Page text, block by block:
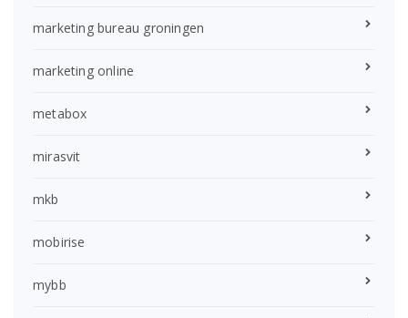
marketing bureau groningen
marketing online
metabox
mirasvit
mkb
mobirise
mybb